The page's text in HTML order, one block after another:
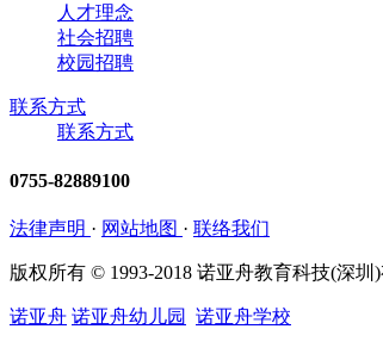
人才理念
社会招聘
校园招聘
联系方式
联系方式
0755-82889100
法律声明 · 网站地图 · 联络我们
版权所有 © 1993-2018 诺亚舟教育科技(深圳)
诺亚舟 诺亚舟幼儿园 诺亚舟学校